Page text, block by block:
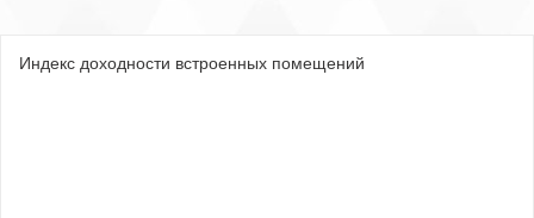
Индекс доходности встроенных помещений